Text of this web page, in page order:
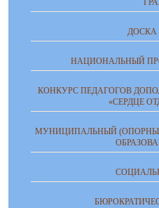
ДОСКА
НАЦИОНАЛЬНЫЙ
КОНКУРС ПЕДАГОГОВ
«СЕРДЦЕ
МУНИЦИПАЛЬНЫЙ